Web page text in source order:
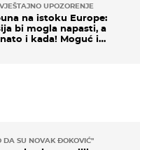
UPOZORENJE
na istoku Europe:
bi mogla napasti, a
i kada! Moguć i
DA SU NOVAK ĐOKOVIĆ"